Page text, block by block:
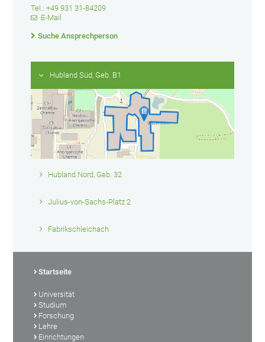
Tel.: +49 931 31-84209
E-Mail
Suche Ansprechperson
Hubland Süd, Geb. B1
Hubland Nord, Geb. 32
Julius-von-Sachs-Platz 2
Fabrikschleichach
Startseite
Universität
Studium
Forschung
Lehre
Einrichtungen